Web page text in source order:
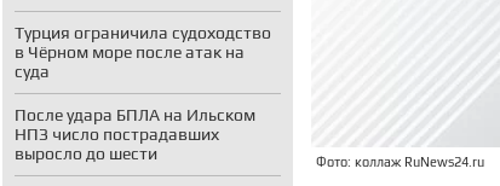
Турция ограничила судоходство
в Чёрном море после атак на
суда
После удара БПЛА на Ильском
НПЗ число пострадавших
выросло до шести
Фото: коллаж RuNews24.ru